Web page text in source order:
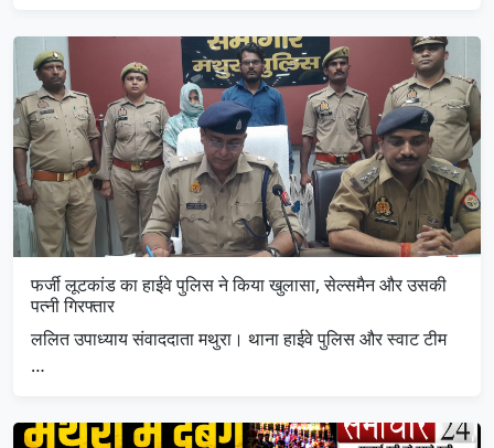
फर्जी लूटकांड का हाईवे पुलिस ने किया खुलासा, सेल्समैन और उसकी
पत्नी गिरफ्तार
ललित उपाध्याय संवाददाता मथुरा। थाना हाईवे पुलिस और स्वाट टीम
…